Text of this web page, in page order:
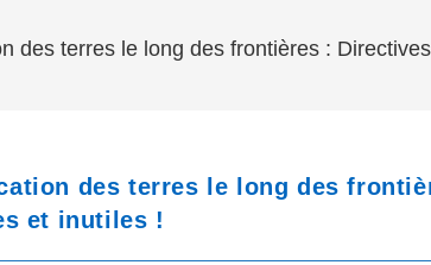
des terres le long des frontières :
des terres le long des
et inutiles !